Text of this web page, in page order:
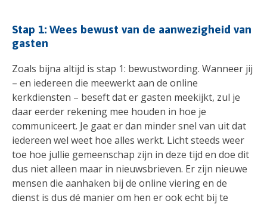
Stap 1: Wees bewust van de aanwezigheid van
gasten
Zoals bijna altijd is stap 1: bewustwording. Wanneer jij
– en iedereen die meewerkt aan de online
kerkdiensten – beseft dat er gasten meekijkt, zul je
daar eerder rekening mee houden in hoe je
communiceert. Je gaat er dan minder snel van uit dat
iedereen wel weet hoe alles werkt. Licht steeds weer
toe hoe jullie gemeenschap zijn in deze tijd en doe dit
dus niet alleen maar in nieuwsbrieven. Er zijn nieuwe
mensen die aanhaken bij de online viering en de
dienst is dus dé manier om hen er ook echt bij te